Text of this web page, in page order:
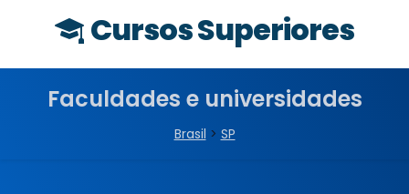
Cursos Superiores
Faculdades e universidades
Brasil > SP